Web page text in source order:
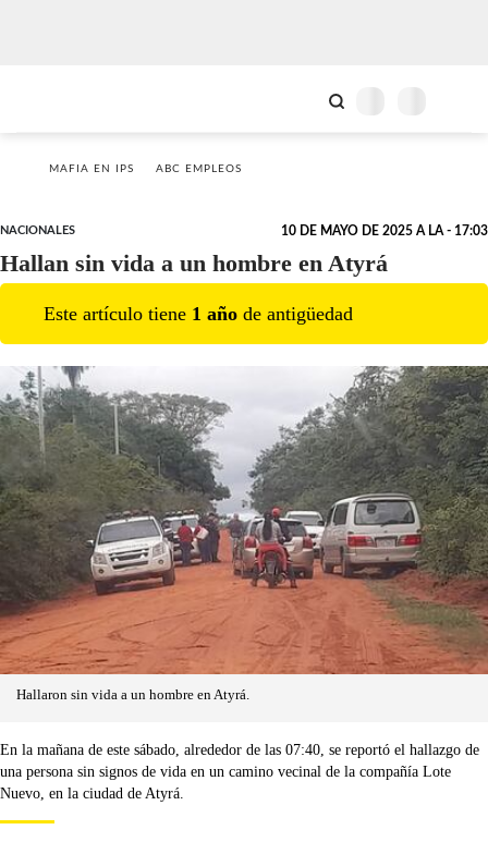
MAFIA EN IPS ABC EMPLEOS
NACIONALES 10 DE MAYO DE 2025 A LA - 17:03
Hallan sin vida a un hombre en Atyrá
Este artículo tiene 1 año de antigüedad
Hallaron sin vida a un hombre en Atyrá.
En la mañana de este sábado, alrededor de las 07:40, se reportó el hallazgo de
una persona sin signos de vida en un camino vecinal de la compañía Lote
Nuevo, en la ciudad de Atyrá.